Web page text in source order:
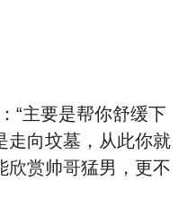
主要是帮你舒缓下
走向坟墓，从此你就
欣赏帅哥猛男，更不